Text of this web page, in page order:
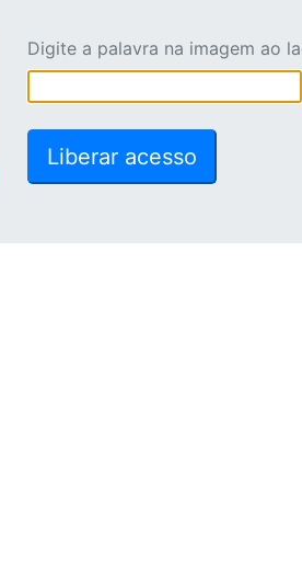
Digite a palavra na imagem ao